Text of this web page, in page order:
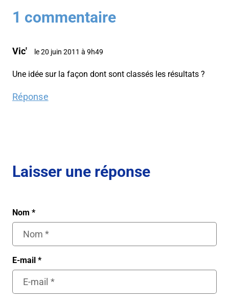
1 commentaire
Vic' le 20 juin 2011 à 9h49
Une idée sur la façon dont sont classés les résultats ?
Réponse
Laisser une réponse
Nom *
E-mail *